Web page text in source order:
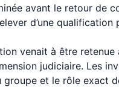
avant le retour de
d’une
venait à être retenue
judiciaire. Les
groupe et le rôle exact